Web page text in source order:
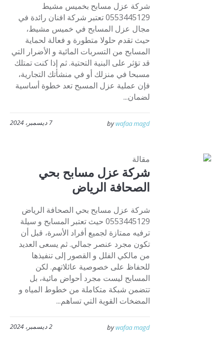
شركة عزل مسابح بخميس مشيط
0553445129 تعتبر شركة افنان رائدة في
مجال عزل المسابح في خميس مشيط،
حيث تقدم حلولا متطورة و فعالة لحماية
المسابح من التسربات المائية و الأضرار التي
قد تؤثر على البنية التحتية. ثم إذا كنت تمتلك
مسبحا في منزلك أو في منشأتك التجارية،
فإن عملية عزل المسبح تعد خطوة أساسية
لضمان...
7 ديسمبر، 2024 bywafaa magd
مقالة
شركة عزل مسابح بحي
الصحافة الرياض
شركة عزل مسابح بحي الصحافة الرياض
0553445129 حيث تعتبر المسابح و سيلة
ترفيه ممتازة لجميع أفراد الأسرة، قبل أن
تكون مجرد عنصر جمالي. ثم يسعى العديد
من مالكي الفلل و القصور إلى تنفيذها
للحفاظ على خصوصية عائلاتهم. لكن
المسابح ليست مجرد أحواض مائية، بل
تتضمن شبكة متكاملة من خطوط المياه و
المضخات القوية التي تساهم...
2 ديسمبر، 2024 bywafaa magd